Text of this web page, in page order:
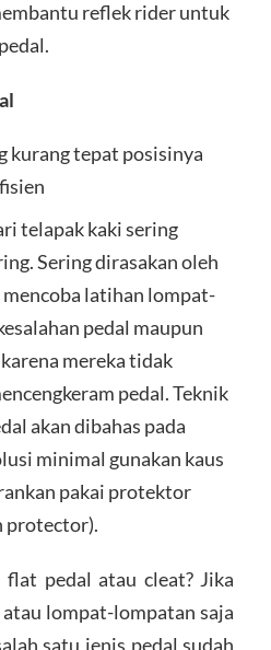
reflek rider untuk
kurang tepat posisinya
telapak kaki sering
Sering dirasakan oleh
latihan lompat-
pedal maupun
mereka tidak
pedal. Teknik
akan dibahas pada
minimal gunakan kaus
pakai protektor
protector).
pedal atau cleat? Jika
lompat-lompatan saja
satu jenis pedal sudah